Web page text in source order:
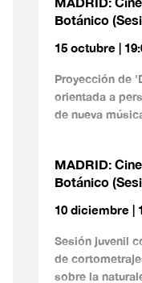
Botánico
15 octubre |
Proyección de
orientada a
de nueva
MADRID:
Botánico
10 diciembre |
Sesión juvenil
de
sobre la